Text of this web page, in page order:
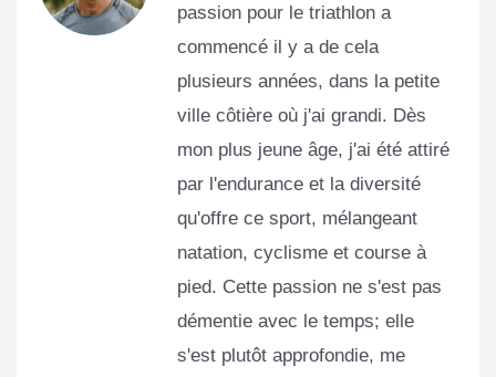
passion pour le triathlon a
commencé il y a de cela
plusieurs années, dans la petite
ville côtière où j'ai grandi. Dès
mon plus jeune âge, j'ai été attiré
par l'endurance et la diversité
qu'offre ce sport, mélangeant
natation, cyclisme et course à
pied. Cette passion ne s'est pas
démentie avec le temps; elle
s'est plutôt approfondie, me